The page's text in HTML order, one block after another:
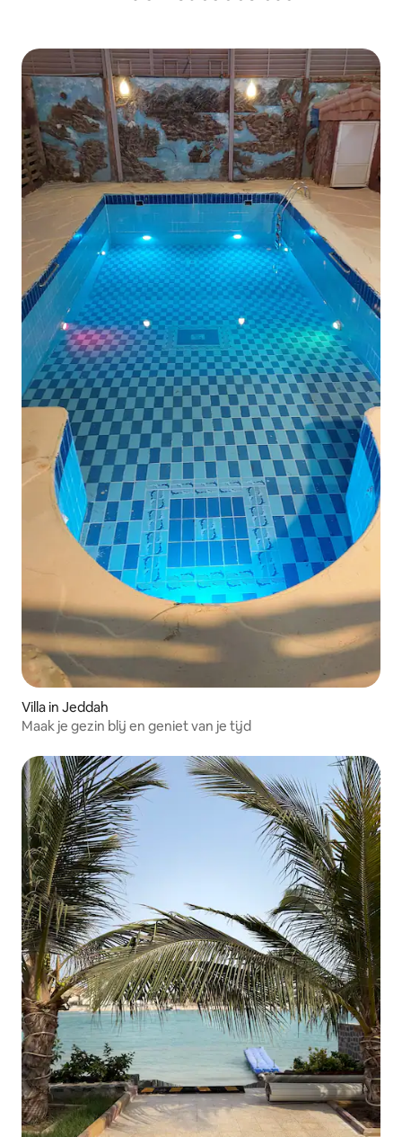
Villa in Jeddah
Maak je gezin blij en geniet van je tijd